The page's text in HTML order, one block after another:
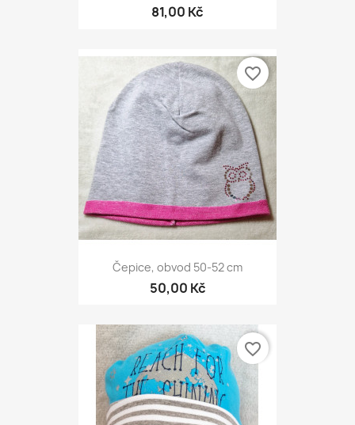
81,00 Kč
Čepice, obvod 50-52 cm
50,00 Kč
favorite_border
favorite_border